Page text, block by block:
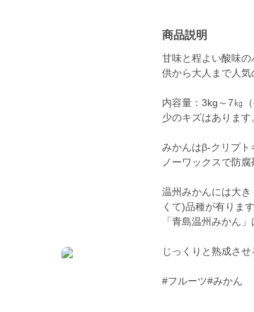
商品説明
甘味と程よい酸味
供から大人まで人気
内容量：3kg～7㎏
少のキズはあります
みかんはβ‐クリプ
ノーワックスで防
温州みかんには大
くて)品種が有りま
「青島温州みかん
じっくりと熟成さ
#フルーツ#みかん